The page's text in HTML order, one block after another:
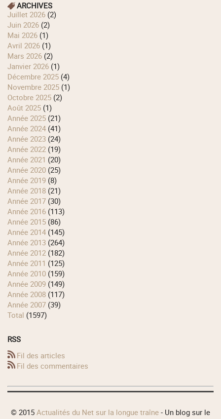
ARCHIVES
juillet 2026 (2)
juin 2026 (2)
mai 2026 (1)
avril 2026 (1)
mars 2026 (2)
janvier 2026 (1)
décembre 2025 (4)
novembre 2025 (1)
octobre 2025 (2)
août 2025 (1)
année 2025 (21)
année 2024 (41)
année 2023 (24)
année 2022 (19)
année 2021 (20)
année 2020 (25)
année 2019 (8)
année 2018 (21)
année 2017 (30)
année 2016 (113)
année 2015 (86)
année 2014 (145)
année 2013 (264)
année 2012 (182)
année 2011 (125)
année 2010 (159)
année 2009 (149)
année 2008 (117)
année 2007 (39)
total (1597)
RSS
Fil des articles
Fil des commentaires
© 2015 Actualités du Net sur la longue traîne - Un blog sur le